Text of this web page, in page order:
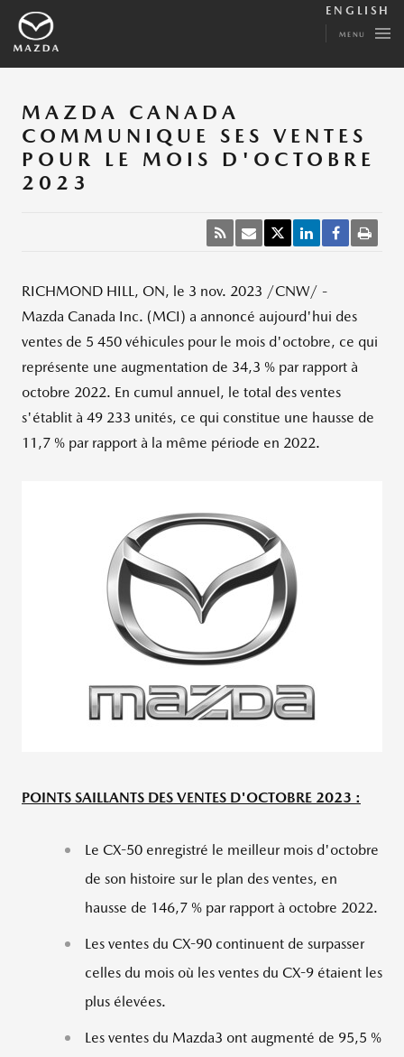
ENGLISH
MENU
MAZDA CANADA
COMMUNIQUE SES VENTES
POUR LE MOIS D'OCTOBRE
2023
RICHMOND HILL, ON, le 3 nov. 2023 /CNW/ -
Mazda Canada Inc. (MCI) a annoncé aujourd'hui des
ventes de 5 450 véhicules pour le mois d'octobre, ce qui
représente une augmentation de 34,3 % par rapport à
octobre 2022. En cumul annuel, le total des ventes
s'établit à 49 233 unités, ce qui constitue une hausse de
11,7 % par rapport à la même période en 2022.
POINTS SAILLANTS DES VENTES D'OCTOBRE 2023 :
Le CX-50 enregistré le meilleur mois d'octobre
de son histoire sur le plan des ventes, en
hausse de 146,7 % par rapport à octobre 2022.
Les ventes du CX-90 continuent de surpasser
celles du mois où les ventes du CX-9 étaient les
plus élevées.
Les ventes du Mazda3 ont augmenté de 95,5 %